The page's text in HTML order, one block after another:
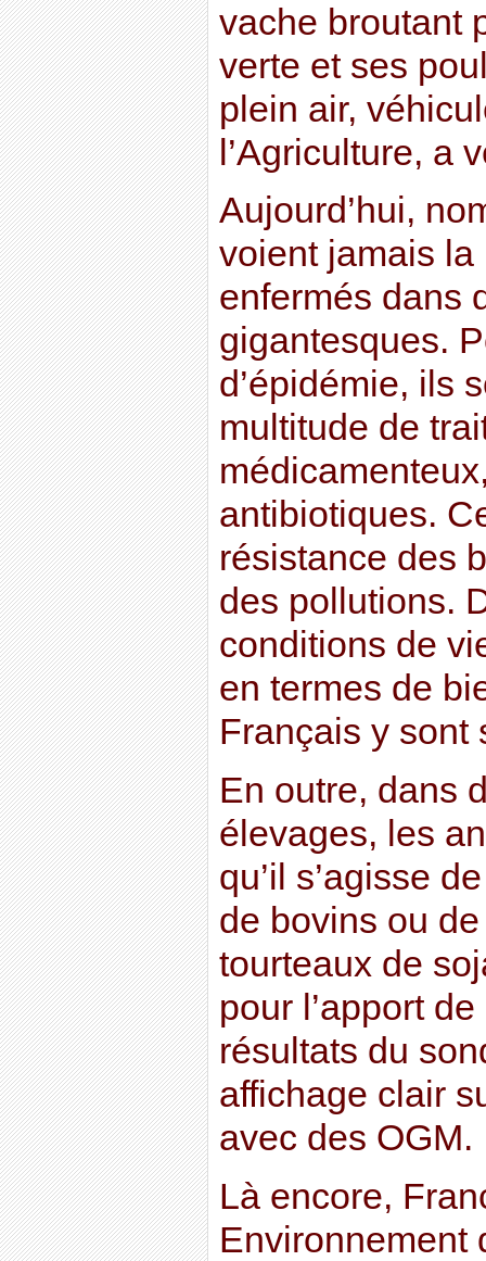
vache broutant
verte et ses
plein air,
l’Agriculture, a
Aujourd’hui,
voient jamais la
enfermés dans
gigantesques.
d’épidémie, ils
multitude de
antibiotiques.
résistance des
des pollutions.
conditions de
en termes de
Français y sont
En outre, dans
élevages, les
qu’il s’agisse
de bovins ou
tourteaux de
pour l’apport
résultats du
affichage clair
avec des OGM.
Là encore,
Environnement